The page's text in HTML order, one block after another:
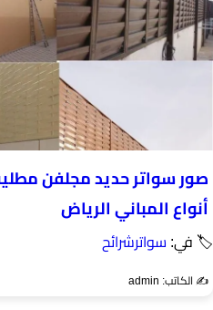
صور سواتر حديد مجلفن
أنواع المباني الرياض
🏷 في: سواترشرائح
✍️ الكاتب: admin